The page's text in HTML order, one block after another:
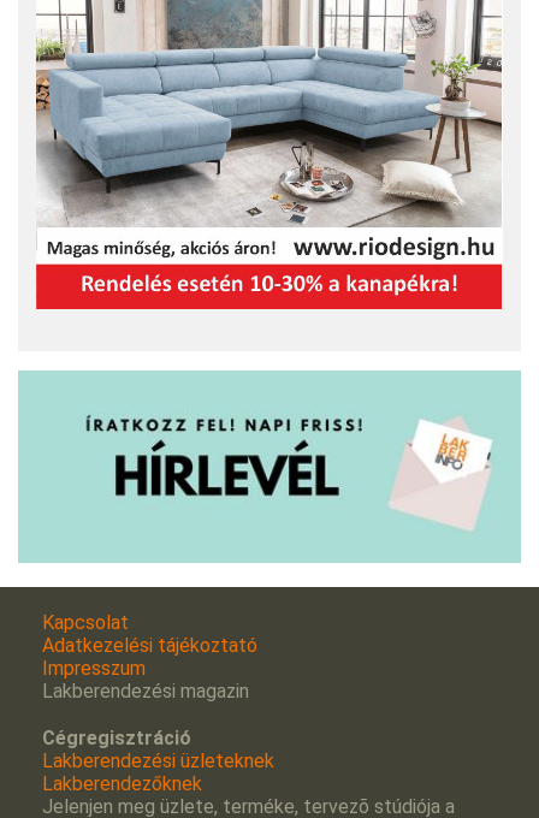
Kapcsolat
Adatkezelési tájékoztató
Impresszum
Lakberendezési magazin
Cégregisztráció
Lakberendezési üzleteknek
Lakberendezőknek
Jelenjen meg üzlete, terméke, tervezõ stúdiója a